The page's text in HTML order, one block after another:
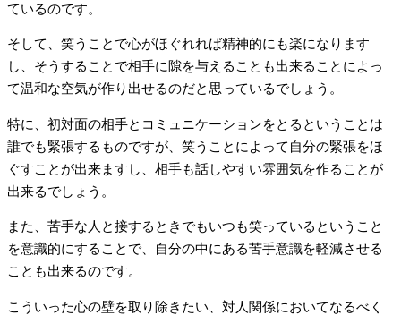
ているのです。
そして、笑うことで心がほぐれれば精神的にも楽になります
し、そうすることで相手に隙を与えることも出来ることによっ
て温和な空気が作り出せるのだと思っているでしょう。
特に、初対面の相手とコミュニケーションをとるということは
誰でも緊張するものですが、笑うことによって自分の緊張をほ
ぐすことが出来ますし、相手も話しやすい雰囲気を作ることが
出来るでしょう。
また、苦手な人と接するときでもいつも笑っているということ
を意識的にすることで、自分の中にある苦手意識を軽減させる
ことも出来るのです。
こういった心の壁を取り除きたい、対人関係においてなるべく